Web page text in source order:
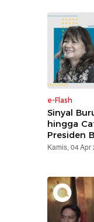
e-Flash
Sinyal
hingga
Presiden
Kamis, 04